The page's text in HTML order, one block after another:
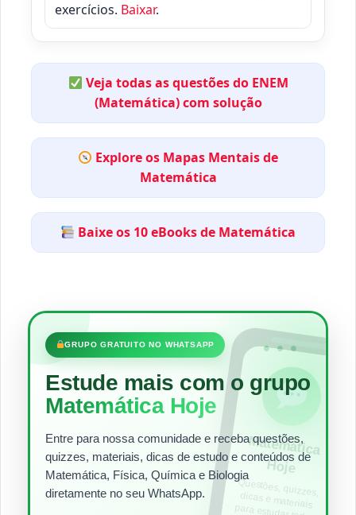
exercícios. Baixar.
Veja todas as questões do ENEM
(Matemática) com solução
Explore os Mapas Mentais de
Matemática
Baixe os 10 eBooks de Matemática
•••
GRUPO GRATUITO NO WHATSAPP
Estude mais com o grupo
Matemática Hoje
Entre para nossa comunidade e receba questões,
quizzes, materiais, dicas de estudo e conteúdos de
Matemática, Física, Química e Biologia
diretamente no seu WhatsApp.
Matem
ática
Hoje
Questões, quizzes,
dicas e materiais
para estudar todos